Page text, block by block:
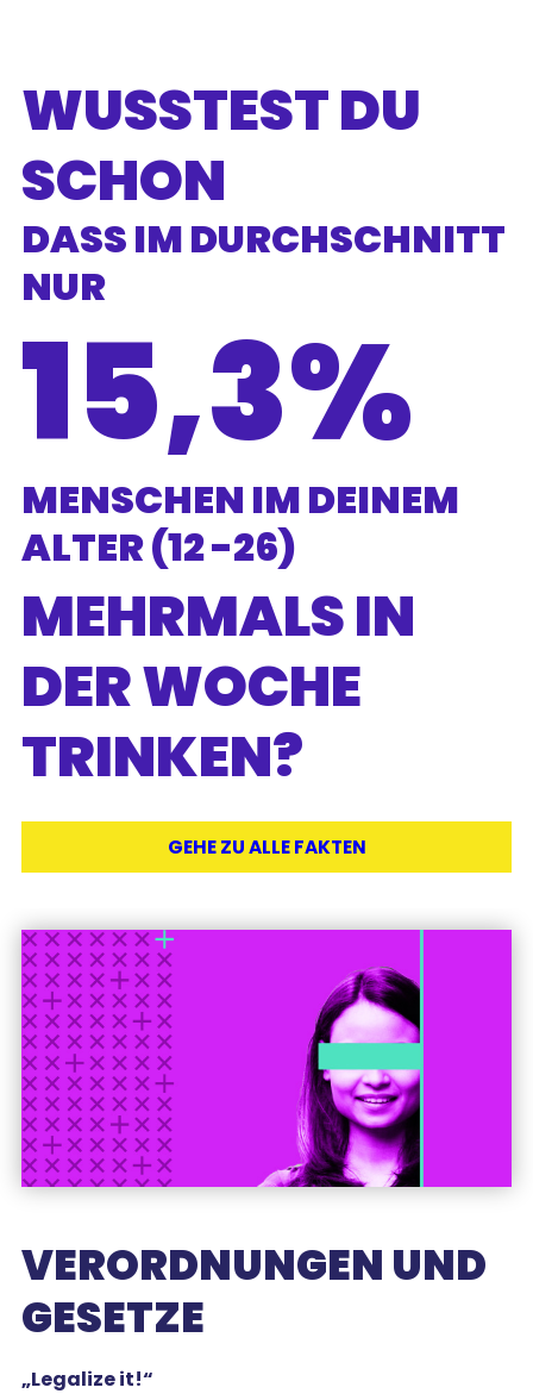
WUSSTEST DU
SCHON
DASS IM DURCHSCHNITT
NUR
15,3%
MENSCHEN IM DEINEM
ALTER (12 -26)
MEHRMALS IN
DER WOCHE
TRINKEN?
GEHE ZU ALLE FAKTEN
VERORDNUNGEN UND
GESETZE
„Legalize it!“